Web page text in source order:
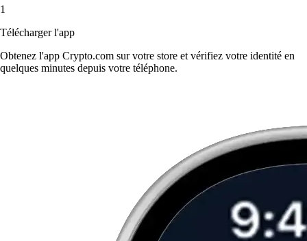
1
Télécharger l'app
Obtenez l'app Crypto.com sur votre store et vérifiez votre identité en
quelques minutes depuis votre téléphone.